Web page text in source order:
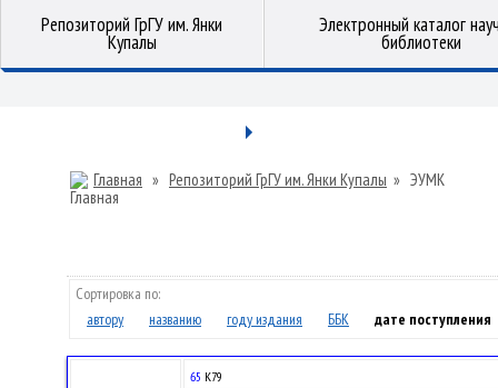
Репозиторий ГрГУ им. Янки
Купалы
Электронный каталог
библиотеки
Главная » Репозиторий ГрГУ им. Янки Купалы » ЭУМК
Сортировка по:
автору
названию году издания ББК дате поступления
65 К79